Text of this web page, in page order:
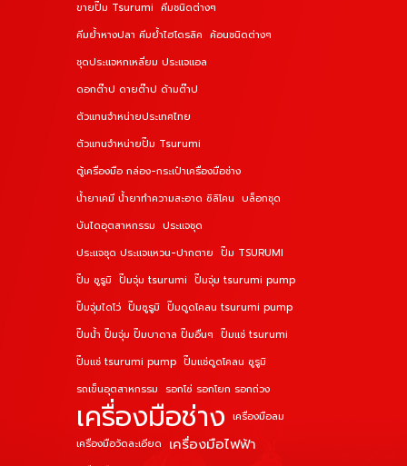
ขายปั๊ม Tsurumi คีมชนิดต่างๆ
คีมย้ำหางปลา คีมย้ำไฮโดรลิค ค้อนชนิดต่างๆ
ชุดประแจหกเหลี่ยม ประแจแอล
ดอกต๊าป ดายต๊าป ด้ามต๊าป
ตัวแทนจำหน่ายประเทศไทย
ตัวแทนจำหน่ายปั๊ม Tsurumi
ตู้เครื่องมือ กล่อง-กระเป๋าเครื่องมือช่าง
น้ำยาเคมี น้ำยาทำความสะอาด ซิลิโคน บล็อกชุด
บันไดอุตสาหกรรม ประแจชุด
ประแจชุด ประแจแหวน-ปากตาย ปั๊ม TSURUMI
ปั๊ม ซูรูมิ ปั๊มจุ่ม tsurumi ปั๊มจุ่ม tsurumi pump
ปั๊มจุ่มไดโว่ ปั๊มซูรูมิ ปั๊มดูดโคลน tsurumi pump
ปั๊มน้ำ ปั๊มจุ่ม ปั๊มบาดาล ปั๊มอื่นๆ ปั๊มแช่ tsurumi
ปั๊มแช่ tsurumi pump ปั๊มแช่ดูดโคลน ซูรูมิ
รถเข็นอุตสาหกรรม รอกโซ่ รอกโยก รอกถ่วง
เครื่องมือช่าง เครื่องมือลม
เครื่องมือวัดละเอียด เครื่องมือไฟฟ้า